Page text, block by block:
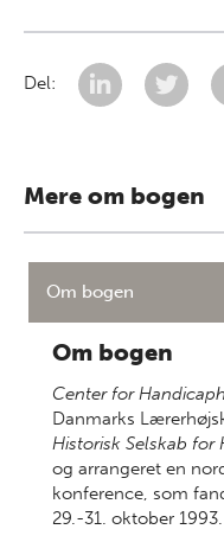
Del:
Mere om bogen
Om bogen
Om bogen
Center for
Danmarks
Historisk Selskab
og arrangeret en
konference, som
29.-31. oktober 1993.